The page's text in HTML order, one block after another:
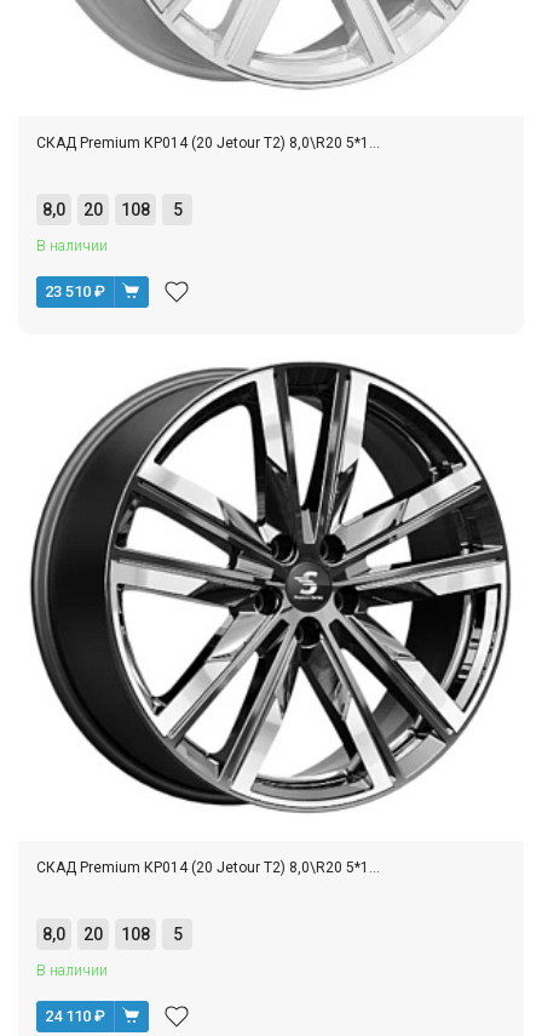
СКАД Premium КР014 (20 Jetour T2) 8,0\R20 5*1...
8,0 20 108 5
В наличии
23 510 ₽
СКАД Premium КР014 (20 Jetour T2) 8,0\R20 5*1...
8,0 20 108 5
В наличии
24 110 ₽